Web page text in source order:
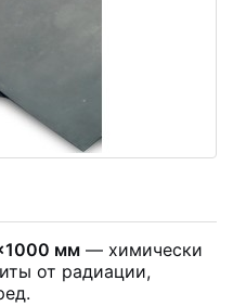
мм — химически
от радиации,